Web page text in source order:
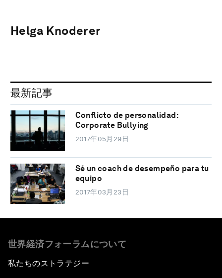
Helga Knoderer
最新記事
Conflicto de personalidad:
Corporate Bullying
2017年05月29日
Sé un coach de desempeño para tu
equipo
2017年03月23日
世界経済フォーラムについて
私たちのストラテジー